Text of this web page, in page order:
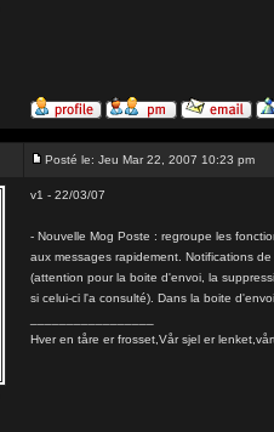
Posté le: Jeu Mar 22, 2007 10:23 pm
v1 - 22/03/07
- Nouvelle Mog Poste : regroupe les
aux messages rapidement. Notifications
(attention pour la boite d'envoi, la
si celui-ci l'a consulté). Dans la boite
Hver en tåre er frosset,Vår sjel er